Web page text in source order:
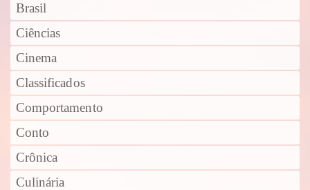
Brasil
Ciências
Cinema
Classificados
Comportamento
Conto
Crônica
Culinária